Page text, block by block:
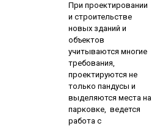
При проектировании
и строительстве
новых зданий и
объектов
учитываются многие
требования,
проектируются не
только пандусы и
выделяются места на
парковке, ведется
работа с